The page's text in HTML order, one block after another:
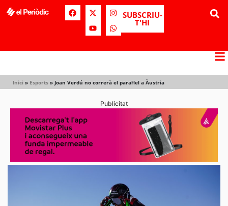
SUBSCRIU-
T'HI
Inici » Esports » Joan Verdú no correrà el paral·lel a Àustria
Publicitat